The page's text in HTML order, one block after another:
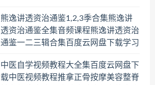
熊逸讲透资治通鉴1,2,3季合集熊逸讲
透资治通鉴全集音频课程熊逸讲透资治
通鉴一二三辑合集百度云网盘下载学习
中医自学视频教程大全集百度云网盘下
载中医视频教程推拿正骨按摩美容整脊